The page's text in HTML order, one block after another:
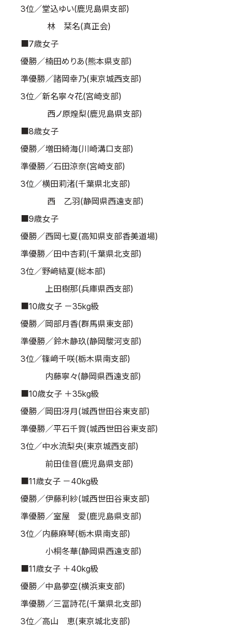
3位／堂込ゆい(鹿児島県支部)
林 栞名(真正会)
■7歳女子
優勝／楠田めりあ(熊本県支部)
準優勝／諸岡幸乃(東京城西支部)
3位／新名寧々花(宮崎支部)
西ノ原煌梨(鹿児島県支部)
■8歳女子
優勝／増田綺海(川崎溝口支部)
準優勝／石田涼奈(宮崎支部)
3位／横田莉渚(千葉県北支部)
西 乙羽(静岡県西遠支部)
■9歳女子
優勝／西岡七夏(高知県支部香美道場)
準優勝／田中杏莉(千葉県北支部)
3位／野﨑結夏(総本部)
上田樹那(兵庫県西支部)
■10歳女子 －35kg級
優勝／岡部月香(群馬県東支部)
準優勝／鈴木静玖(静岡駿河支部)
3位／篠﨑千咲(栃木県南支部)
内藤寧々(静岡県西遠支部)
■10歳女子 ＋35kg級
優勝／岡田冴月(城西世田谷東支部)
準優勝／平石千賀(城西世田谷東支部)
3位／中水流梨央(東京城西支部)
前田佳音(鹿児島県支部)
■11歳女子 －40kg級
優勝／伊藤利紗(城西世田谷東支部)
準優勝／室屋 愛(鹿児島県支部)
3位／内藤麻琴(栃木県南支部)
小桐冬華(静岡県西遠支部)
■11歳女子 ＋40kg級
優勝／中島夢空(横浜東支部)
準優勝／三冨詩花(千葉県北支部)
3位／高山 恵(東京城北支部)